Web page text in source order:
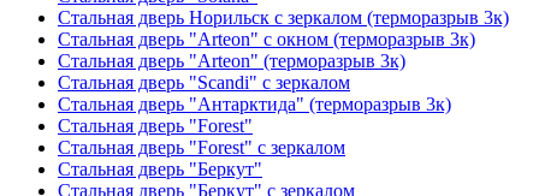
Стальная дверь Норильск с зеркалом (терморазрыв 3к)
Стальная дверь "Arteon" с окном (терморазрыв 3к)
Стальная дверь "Arteon" (терморазрыв 3к)
Стальная дверь "Scandi" с зеркалом
Стальная дверь "Антарктида" (терморазрыв 3к)
Стальная дверь "Forest"
Стальная дверь "Forest" с зеркалом
Стальная дверь "Беркут"
Стальная дверь "Беркут" с зеркалом